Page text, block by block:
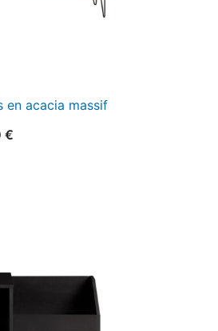
en acacia massif
€